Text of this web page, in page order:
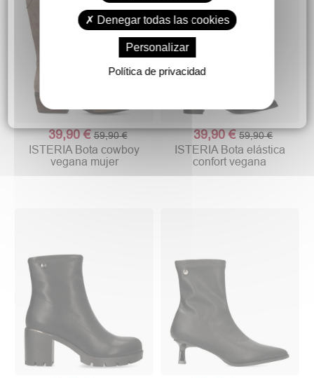
39,90 € 59,90 €
ISTERIA Bota cowboy
vegana mujer
39,90 € 59,90 €
ISTERIA Bota elástica
confort vegana
Denegar todas las cookies
Personalizar
Política de privacidad